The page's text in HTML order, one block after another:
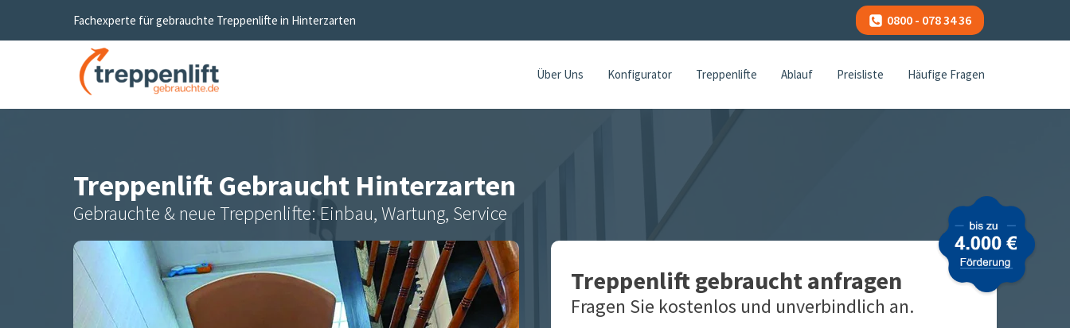
Fachexperte für gebrauchte Treppenlifte in Hinterzarten 0800 - 078 34 36
Über Uns Konfigurator Treppenlifte Ablauf Preisliste Häufige Fragen
Treppenlift Gebraucht Hinterzarten
Gebrauchte & neue Treppenlifte: Einbau, Wartung, Service
Treppenlift gebraucht anfragen
Fragen Sie kostenlos und unverbindlich an.